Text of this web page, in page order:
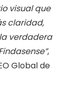
visual que
claridad,
verdadera
,
Global de